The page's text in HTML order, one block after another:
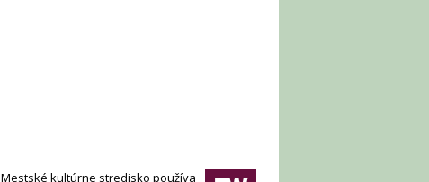
Mestské kultúrne stredisko používa